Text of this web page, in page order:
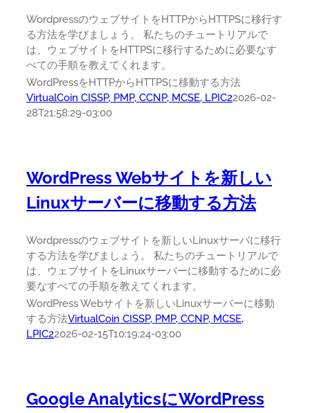
WordpressのウェブサイトをHTTPからHTTPSに移行す
る方法を学びましょう。 私たちのチュートリアルで
は、ウェブサイトをHTTPSに移行するために必要なす
べての手順を教えてくれます。
WordPressをHTTPからHTTPSに移動する方法
VirtualCoin CISSP, PMP, CCNP, MCSE, LPIC22026-02-
28T21:58:29-03:00
WordPress Webサイトを新しい
Linuxサーバーに移動する方法
Wordpressのウェブサイトを新しいLinuxサーバに移行
する方法を学びましょう。 私たちのチュートリアルで
は、ウェブサイトをLinuxサーバーに移動するために必
要なすべての手順を教えてくれます。
WordPress Webサイトを新しいLinuxサーバーに移動
する方法VirtualCoin CISSP, PMP, CCNP, MCSE,
LPIC22026-02-15T10:19:24-03:00
Google AnalyticsにWordPress